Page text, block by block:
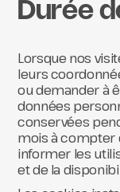
Durée
Lorsque nos
leurs
ou demander à
données
conservées
mois à compter
informer les
et de la